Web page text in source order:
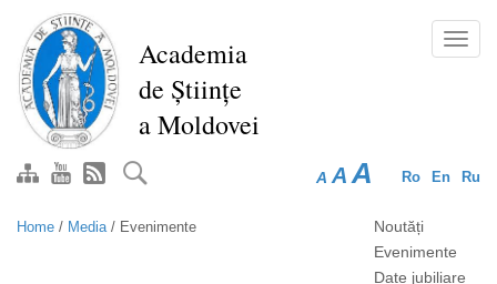
main
content
Academia
de Științe
a Moldovei
Ro En Ru
A A A
Home / Media/ Evenimente
Noutăți
Evenimente
Date jubiliare